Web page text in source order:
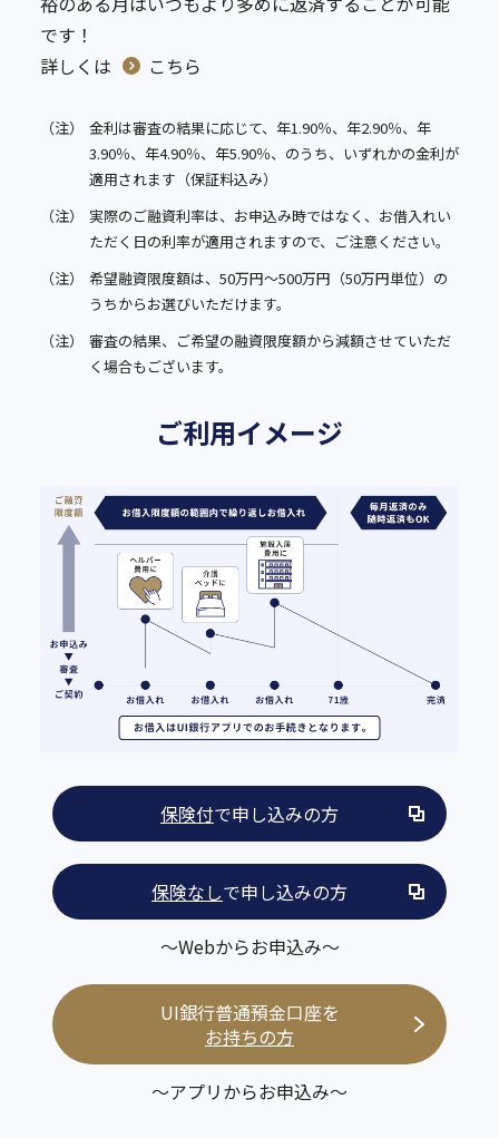
です！
詳しくは
こちら
（注）
金利は審査の結果に応じて、年1.90％、年2.90％、年
3.90％、年4.90％、年5.90％、のうち、いずれかの金利が
適用されます（保証料込み）
（注）
実際のご融資利率は、お申込み時ではなく、お借入れい
ただく日の利率が適用されますので、ご注意ください。
（注）
希望融資限度額は、50万円～500万円（50万円単位）の
うちからお選びいただけます。
（注）
審査の結果、ご希望の融資限度額から減額させていただ
く場合もございます。
ご利用イメージ
保険付で申し込みの方
保険なしで申し込みの方
～Webからお申込み～
UI銀行普通預金口座を
お持ちの方
～アプリからお申込み～